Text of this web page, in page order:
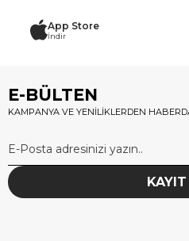
App Store
İndir
E-BÜLTEN
KAMPANYA VE YENİLİKLERDEN